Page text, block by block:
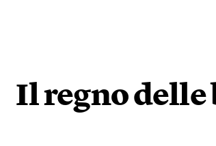
Il regno delle